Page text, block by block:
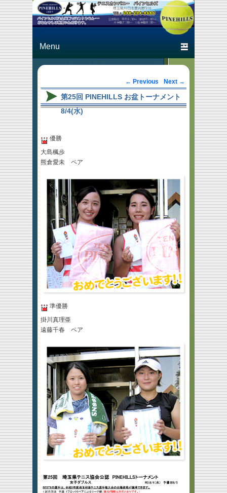
テニスカン
Just another テニスカン
パニー パインヒルズ
Post navigation
← Previous Next →
第25回 PINEHILLS お盆トーナメント
8/4(水)
優勝
大島楓歩
熊倉愛未 ペア
準優勝
掛川真理亜
遠藤千春 ペア